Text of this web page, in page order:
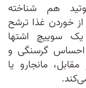
هم شناخته
خوردن غذا ترشح
سوییچ اشتها
احساس گرسنگی و
مانجارو یا